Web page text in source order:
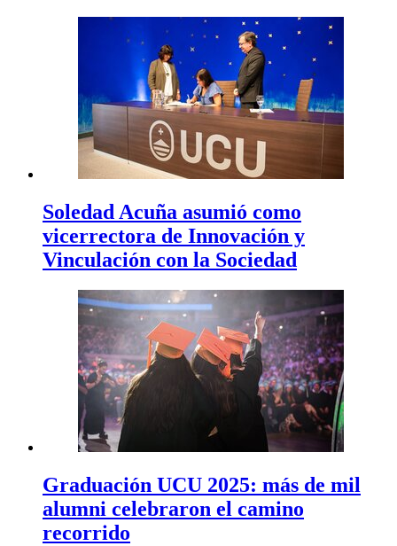
Soledad Acuña asumió como
vicerrectora de Innovación y
Vinculación con la Sociedad
Graduación UCU 2025: más de mil
alumni celebraron el camino
recorrido